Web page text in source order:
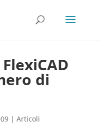
di
| Articoli